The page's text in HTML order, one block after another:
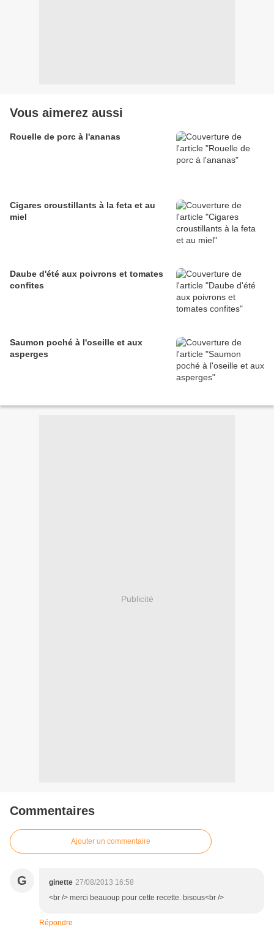
Vous aimerez aussi
Rouelle de porc à l'ananas
Cigares croustillants à la feta et au
miel
Daube d'été aux poivrons et tomates
confites
Saumon poché à l'oseille et aux
asperges
Publicité
Commentaires
Ajouter un commentaire
G ginette 27/08/2013 16:58
<br /> merci beauoup pour cette recette. bisous<br />
Répondre